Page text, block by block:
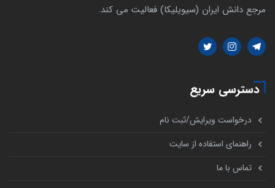
مرجع دانش ایران (سیویلیکا) فعالیت می کند.
دسترسی سریع
درخواست ویرایش/ثبت نام
راهنمای استفاده از سایت
تماس با ما